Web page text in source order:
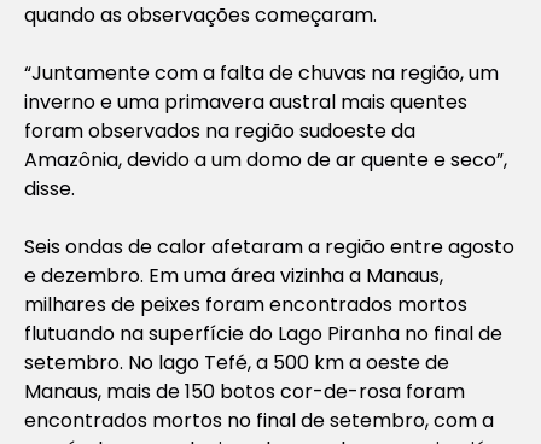
quando as observações começaram.
“Juntamente com a falta de chuvas na região, um
inverno e uma primavera austral mais quentes
foram observados na região sudoeste da
Amazônia, devido a um domo de ar quente e seco”,
disse.
Seis ondas de calor afetaram a região entre agosto
e dezembro. Em uma área vizinha a Manaus,
milhares de peixes foram encontrados mortos
flutuando na superfície do Lago Piranha no final de
setembro. No lago Tefé, a 500 km a oeste de
Manaus, mais de 150 botos cor-de-rosa foram
encontrados mortos no final de setembro, com a